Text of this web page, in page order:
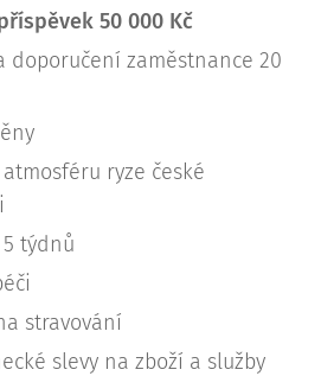
50 000 Kč
doporučení zaměstnance 20
ryze české
týdnů
stravování
slevy na zboží a služby